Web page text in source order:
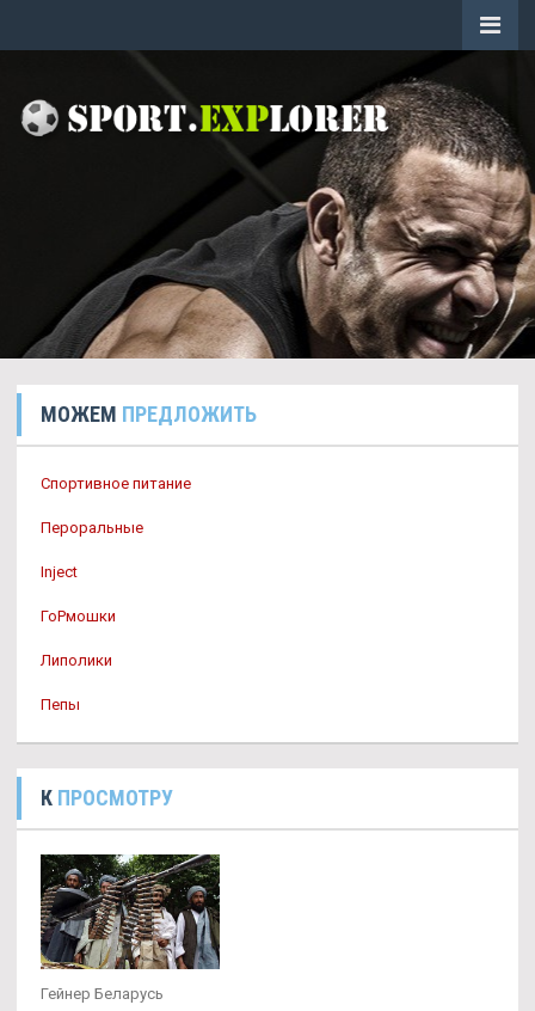
МОЖЕМ ПРЕДЛОЖИТЬ
Спортивное питание
Пероральные
Inject
ГоРмошки
Липолики
Пепы
К ПРОСМОТРУ
Гейнер Беларусь